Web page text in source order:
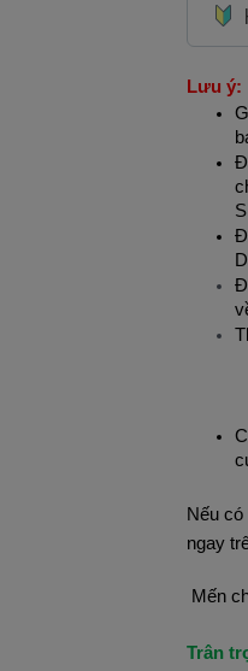
Lưu ý:
Nếu
ngay
Mến
Trân